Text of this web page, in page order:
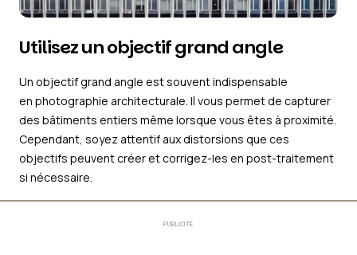
Utilisez un objectif grand angle
Un objectif grand angle est souvent indispensable
en photographie architecturale. Il vous permet de capturer
des bâtiments entiers même lorsque vous êtes à proximité.
Cependant, soyez attentif aux distorsions que ces
objectifs peuvent créer et corrigez-les en post-traitement
si nécessaire.
PUBLICITÉ